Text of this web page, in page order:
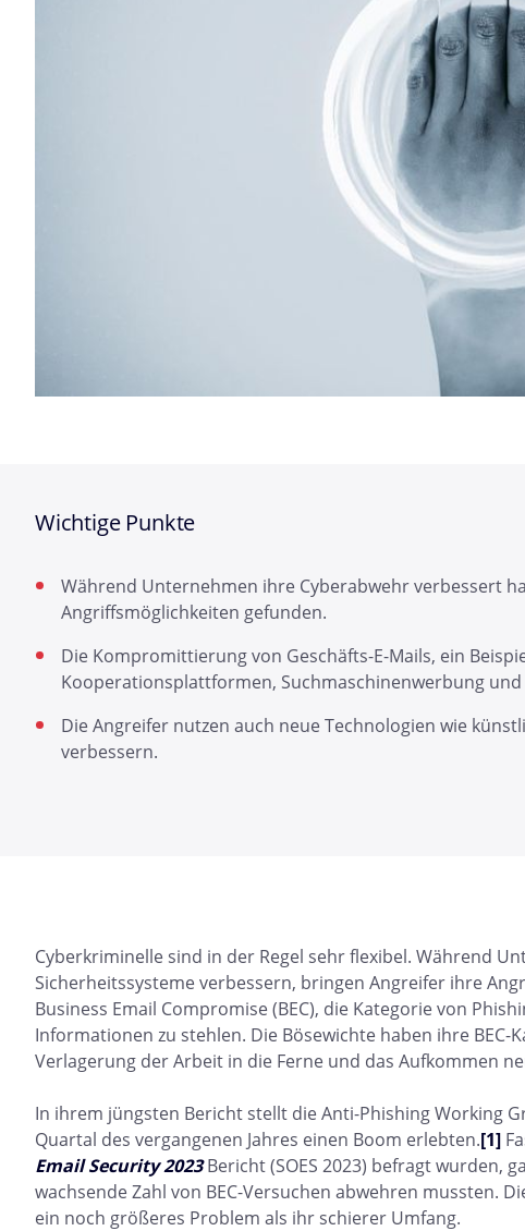
Wichtige Punkte
Während Unternehmen ihre Cyberabwehr verbessert
Angriffsmöglichkeiten gefunden.
Die Kompromittierung von Geschäfts-E-Mails, ein
Kooperationsplattformen, Suchmaschinenwerbung
Die Angreifer nutzen auch neue Technologien wie
verbessern.
Cyberkriminelle sind in der Regel sehr flexibel. Während
Sicherheitssysteme verbessern, bringen Angreifer ihre
Business Email Compromise (BEC), die Kategorie von
Informationen zu stehlen. Die Bösewichte haben ihre BEC-
Verlagerung der Arbeit in die Ferne und das Aufkommen
In ihrem jüngsten Bericht stellt die Anti-Phishing Working
Quartal des vergangenen Jahres einen Boom erlebten.[1]
Email Security 2023Bericht (SOES 2023) befragt wurden,
wachsende Zahl von BEC-Versuchen abwehren mussten.
ein noch größeres Problem als ihr schierer Umfang.